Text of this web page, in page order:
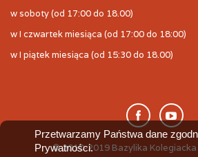
w soboty (od 17:00 do 18.00)
w I czwartek miesiąca (od 17:00 do 18:00)
w I piątek miesiąca (od 15:30 do 18.00)
© 2010-2019 Bazylika Kolegiacka
Przetwarzamy Państwa dane
Prywatności.